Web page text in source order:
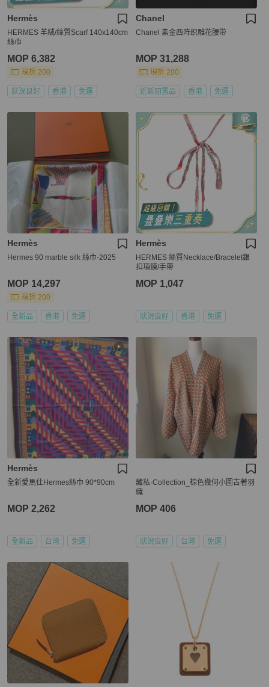
Hermès
HERMES 羊絨/絲質Scarf 140x140cm
絲巾
MOP 6,382
現折 200
狀況良好 香港 免運
Chanel
Chanel 素金西阵织雕花腰带
MOP 31,288
現折 200
近新閒置品 香港 免運
Hermès
Hermes 90 marble silk 絲巾-2025
MOP 14,297
現折 200
全新品 香港 免運
Hermès
HERMES 絲質Necklace/Bracelet銀
扣項鍊/手帶
MOP 1,047
狀況良好 香港 免運
Hermès
全新愛馬仕Hermes絲巾 90*90cm
MOP 2,262
全新品 台灣 免運
藏私·Collection_棕色幾何小圖古著羽
織
MOP 406
狀況良好 台灣 免運